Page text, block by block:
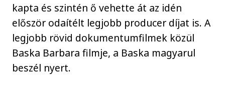
kapta és szintén ő vehette át az idén
először odaítélt legjobb producer díjat is. A
legjobb rövid dokumentumfilmek közül
Baska Barbara filmje, a Baska magyarul
beszél nyert.